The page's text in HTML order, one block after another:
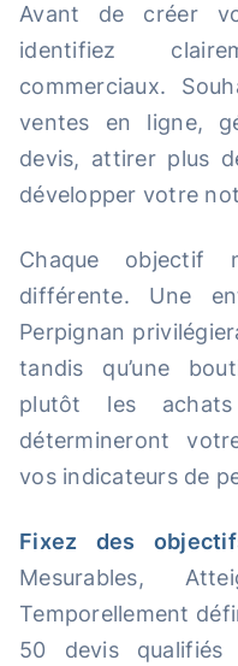
Avant de créer
identifiez
commerciaux.
ventes en ligne,
devis, attirer plus
développer votre
Chaque objectif
différente. Une
Perpignan
tandis qu’une
plutôt les
détermineront
vos indicateurs de
Fixez des
Mesurables,
Temporellement
50 devis